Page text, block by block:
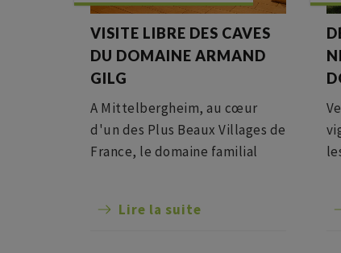
VISITE LIBRE DES CAVES
DU DOMAINE ARMAND
GILG
A Mittelbergheim, au cœur
d'un des Plus Beaux Villages de
France, le domaine familial
gratuites. Découvrez les caves
Lire la suite